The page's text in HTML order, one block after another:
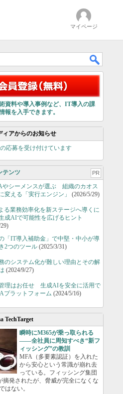
マイページ
資料や導入事例など、IT導入の課
報を入手できます。
ィアからのお知らせ
応募を受け付けています
テンツ PR
やシーメンスが選ぶ 組織のカオス
変える「実行エンジン」
(2026/5/29)
る業務効率化を新ステージへ導くに
AIで可能性を広げるヒント
「IT導入補助金」で中堅・中小が導
2つのツール (2025/3/31)
のシステム化が難しい理由とその解
(2024/9/27)
理はお任せ 生成AIを安全に活用で
プラットフォーム (2024/5/16)
TechTarget
瞬時にM365が乗っ取られる
――全社員に周知すべき“新フ
ィッシング”の教訓
MFA（多要素認証）を入れた
から安心という常識が崩れ去
っている。フィッシング集団
摘発されたが、脅威が完全になくな
はない。